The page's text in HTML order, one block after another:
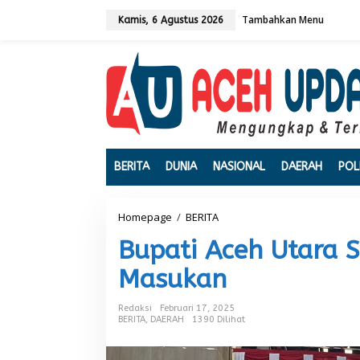
Kamis, 6 Agustus 2026 Tambahkan Menu
BERITA DUNIA NASIONAL DAERAH
Homepage / BERITA
p
a
t
A
c
h
Bupati Aceh Utara
Masukan
Redaksi
Februari 17, 2025
BERITA, DAERAH 1390 Dilihat